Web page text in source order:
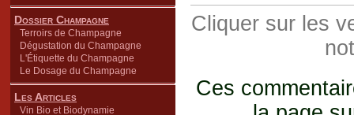
Dossier Champagne
Terroirs de Champagne
Dégustation du Champagne
L'Étiquette du Champagne
Le Dosage du Champagne
Les Articles
Vin Bio et Biodynamie
Cliquer sur les
Ces